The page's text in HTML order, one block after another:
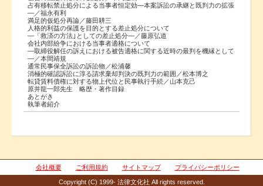
占有移転禁止処分による当事者恒定効―本案訴訟の承継と既判力の拡張
―／福永有利
満足的仮処分再論／藤田耕三
人格的利益の保護を目的とする差止処分について
―「救済の方法｣としての差止処分―／藤原弘道
会社内部紛争における当事者適格について
―取締役解任の訴えにおける被告適格に関する近時の最判を機縁として
―／本間靖規
通常民事保全訴訟の訴訟物／松浦馨
消極的確認訴訟に淳る請求棄却判決の既判力の範囲／松本博之
転貸賃料債権に対する物上代位と民事執行手続／山本克己
原井龍一郎先生 略歴・著作目録
あとがき
執筆者紹介
会社概要 ご利用規約 サイトマップ プライバシーポリシー
Copyright (C) 1999- 法律文化社 All rights reserved.